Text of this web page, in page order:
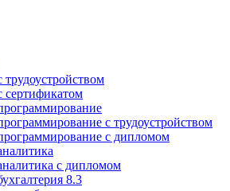
сертификация
сертификатом
с трудоустройством
с дипломом
с дипломом
8.3